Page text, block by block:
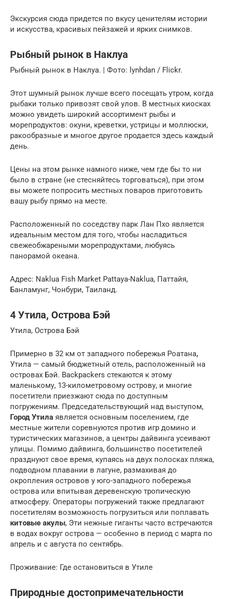
Экскурсия сюда придется по вкусу ценителям истории
и искусства, красивых пейзажей и ярких снимков.
Рыбный рынок в Наклуа
Рыбный рынок в Наклуа. | Фото: lynhdan / Flickr.
Этот шумный рынок лучше всего посещать утром, когда
рыбаки только привозят свой улов. В местных киосках
можно увидеть широкий ассортимент рыбы и
морепродуктов: окуни, креветки, устрицы и моллюски,
ракообразные и многое другое продается здесь каждый
день.
Цены на этом рынке намного ниже, чем где бы то ни
было в стране (не стесняйтесь торговаться), при этом
вы можете попросить местных поваров приготовить
вашу рыбу прямо на месте.
Расположенный по соседству парк Лан Пхо является
идеальным местом для того, чтобы насладиться
свежеобжареными морепродуктами, любуясь
панорамой океана.
Адрес: Naklua Fish Market Pattaya-Naklua, Паттайя,
Банламунг, Чонбури, Таиланд.
4 Утила, Острова Бэй
Утила, Острова Бэй
Примерно в 32 км от западного побережья Роатана,
Утила — самый бюджетный отель, расположенный на
островах Бэй. Backpackers стекаются к этому
маленькому, 13-километровому острову, и многие
посетители приезжают сюда по доступным
погружениям. Председательствующий над выступом,
Город Утила является основным поселением, где
местные жители соревнуются против игр домино и
туристических магазинов, а центры дайвинга усеивают
улицы. Помимо дайвинга, большинство посетителей
празднуют свое время, купаясь на двух полосках пляжа,
подводном плавании в лагуне, размахивая до
окропления островов у юго-западного побережья
острова или впитывая деревенскую тропическую
атмосферу. Операторы погружений также предлагают
посетителям возможность погрузиться или поплавать
китовые акулы, Эти нежные гиганты часто встречаются
в водах вокруг острова — особенно в период с марта по
апрель и с августа по сентябрь.
Проживание: Где остановиться в Утиле
Природные достопримечательности